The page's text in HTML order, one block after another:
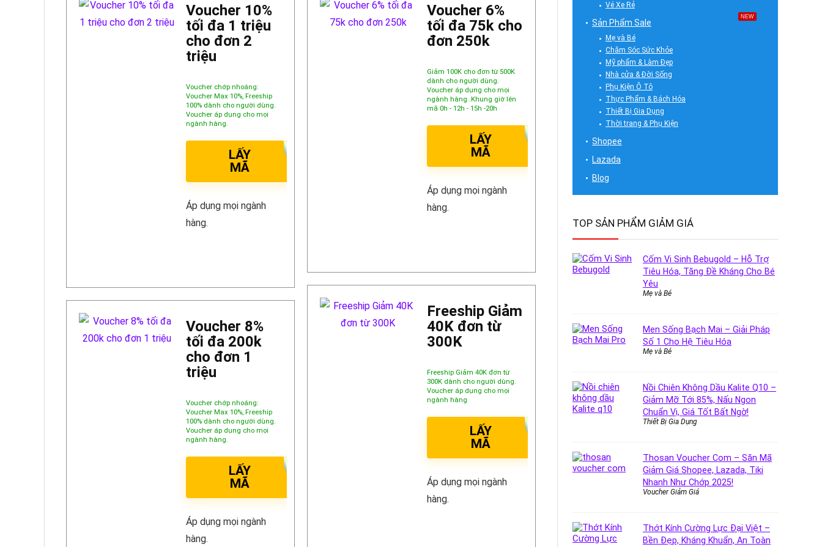
Voucher 10%
tối đa 1 triệu
cho đơn 2
triệu
Voucher chớp nhoáng:
Voucher Max 10%, Freeship
100% dành cho người dùng.
Voucher áp dụng cho mọi
ngành hàng.
LẤY
MÃ
Áp dụng mọi ngành
hàng.
Voucher 8%
tối đa 200k
cho đơn 1
triệu
Voucher chớp nhoáng:
Voucher Max 10%, Freeship
100% dành cho người dùng.
Voucher áp dụng cho mọi
ngành hàng.
LẤY
MÃ
Áp dụng mọi ngành
hàng.
Voucher 6%
tối đa 75k cho
đơn 250k
Giảm 100K cho đơn từ 500K
dành cho người dùng.
Voucher áp dụng cho mọi
ngành hàng .Khung giờ lên
mã 0h - 12h - 15h -20h
LẤY
MÃ
Áp dụng mọi ngành
hàng.
Freeship Giảm
40K đơn từ
300K
Freeship Giảm 40K đơn từ
300K dành cho người dùng.
Voucher áp dụng cho mọi
ngành hàng
LẤY
MÃ
Áp dụng mọi ngành
hàng.
Vé Xe Rẻ
Sản Phẩm Sale
NEW
Mẹ và Bé
Chăm Sóc Sức Khỏe
Mỹ phẩm & Làm Đẹp
Nhà cửa & Đời Sống
Phụ Kiện Ô Tô
Thực Phẩm & Bách Hóa
Thiết Bị Gia Dụng
Thời trang & Phụ Kiện
Shopee
Lazada
Blog
TOP SẢN PHẨM GIẢM GIÁ
Cốm Vi Sinh Bebugold – Hỗ Trợ
Tiêu Hóa, Tăng Đề Kháng Cho Bé
Yêu
Mẹ và Bé
Men Sống Bạch Mai – Giải Pháp
Số 1 Cho Hệ Tiêu Hóa
Mẹ và Bé
Nồi Chiên Không Dầu Kalite Q10 –
Giảm Mỡ Tới 85%, Nấu Ngon
Chuẩn Vị, Giá Tốt Bất Ngờ!
Thiết Bị Gia Dụng
Thosan Voucher Com – Săn Mã
Giảm Giá Shopee, Lazada, Tiki
Nhanh Như Chớp 2025!
Voucher Giảm Giá
Thớt Kính Cường Lực Đại Việt –
Bền Đẹp, Kháng Khuẩn, An Toàn